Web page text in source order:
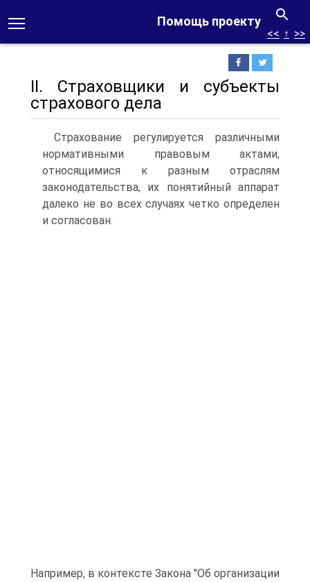
Помощь проекту
<< ↑ >>
II. Страховщики и субъекты
страхового дела
Страхование регулируется различными
нормативными правовым актами,
относящимися к разным отраслям
законодательства, их понятийный аппарат
далеко не во всех случаях четко определен
и согласован.
Например, в контексте Закона "Об организации